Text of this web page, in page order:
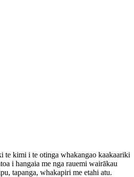
te kimi i te otinga whakangao kaakaariki
i hangaia me nga rauemi wairākau
tapanga, whakapiri me etahi atu.